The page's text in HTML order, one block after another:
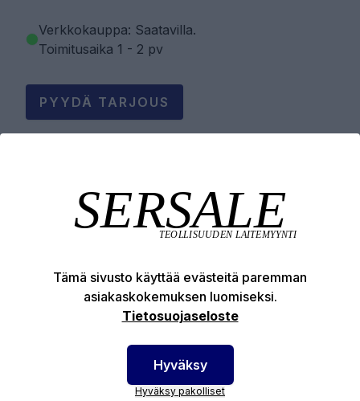
Verkkokauppa: Saatavilla.
Toimitusaika 1 - 2 pv
PYYDÄ TARJOUS
Tekniset edut
Tämä sivusto käyttää evästeitä paremman
asiakaskokemuksen luomiseksi.
Tietosuojaseloste
Hyväksy
Hyväksy pakolliset